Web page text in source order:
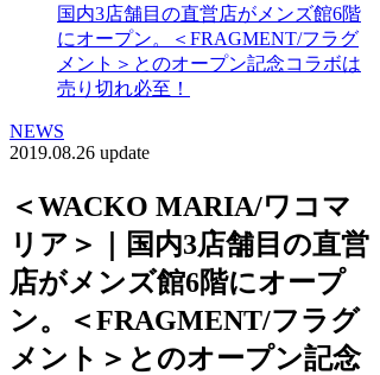
国内3店舗目の直営店がメンズ館6階
にオープン。＜FRAGMENT/フラグ
メント＞とのオープン記念コラボは
売り切れ必至！
NEWS
2019.08.26 update
＜WACKO MARIA/ワコマ
リア＞｜国内3店舗目の直営
店がメンズ館6階にオープ
ン。＜FRAGMENT/フラグ
メント＞とのオープン記念